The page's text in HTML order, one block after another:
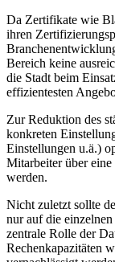
Da Zertifikate wie
ihren
Bereich keine
die Stadt beim
effizientesten
Zur Reduktion des
konkreten
Einstellungen u.ä.)
Mitarbeiter über
werden.
Nicht zuletzt sollte
nur auf die
zentrale Rolle der
Rechenkapazitäten